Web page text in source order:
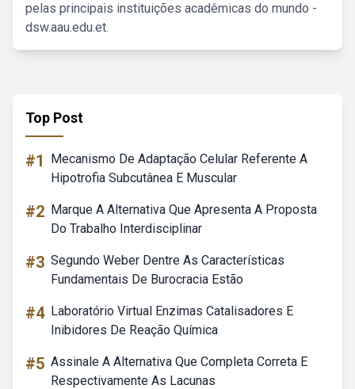
pelas principais instituições acadêmicas do mundo -
dsw.aau.edu.et.
Top Post
#1
Mecanismo De Adaptação Celular Referente A
Hipotrofia Subcutânea E Muscular
#2 Marque A Alternativa Que Apresenta A Proposta
Do Trabalho Interdisciplinar
#3 Segundo Weber Dentre As Características
Fundamentais De Burocracia Estão
#4 Laboratório Virtual Enzimas Catalisadores E
Inibidores De Reação Química
#5 Assinale A Alternativa Que Completa Correta E
Respectivamente As Lacunas